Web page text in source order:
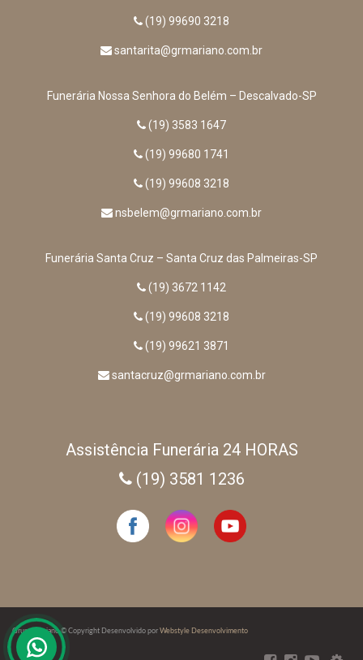
(19) 99690 3218
santarita@grmariano.com.br
Funerária Nossa Senhora do Belém – Descalvado-SP
(19) 3583 1647
(19) 99680 1741
(19) 99608 3218
nsbelem@grmariano.com.br
Funerária Santa Cruz – Santa Cruz das Palmeiras-SP
(19) 3672 1142
(19) 99608 3218
(19) 99621 3871
santacruz@grmariano.com.br
Assistência Funerária 24 HORAS
(19) 3581 1236
Grupo Mariano © Copyright Desenvolvido por Webstyle Desenvolvimento